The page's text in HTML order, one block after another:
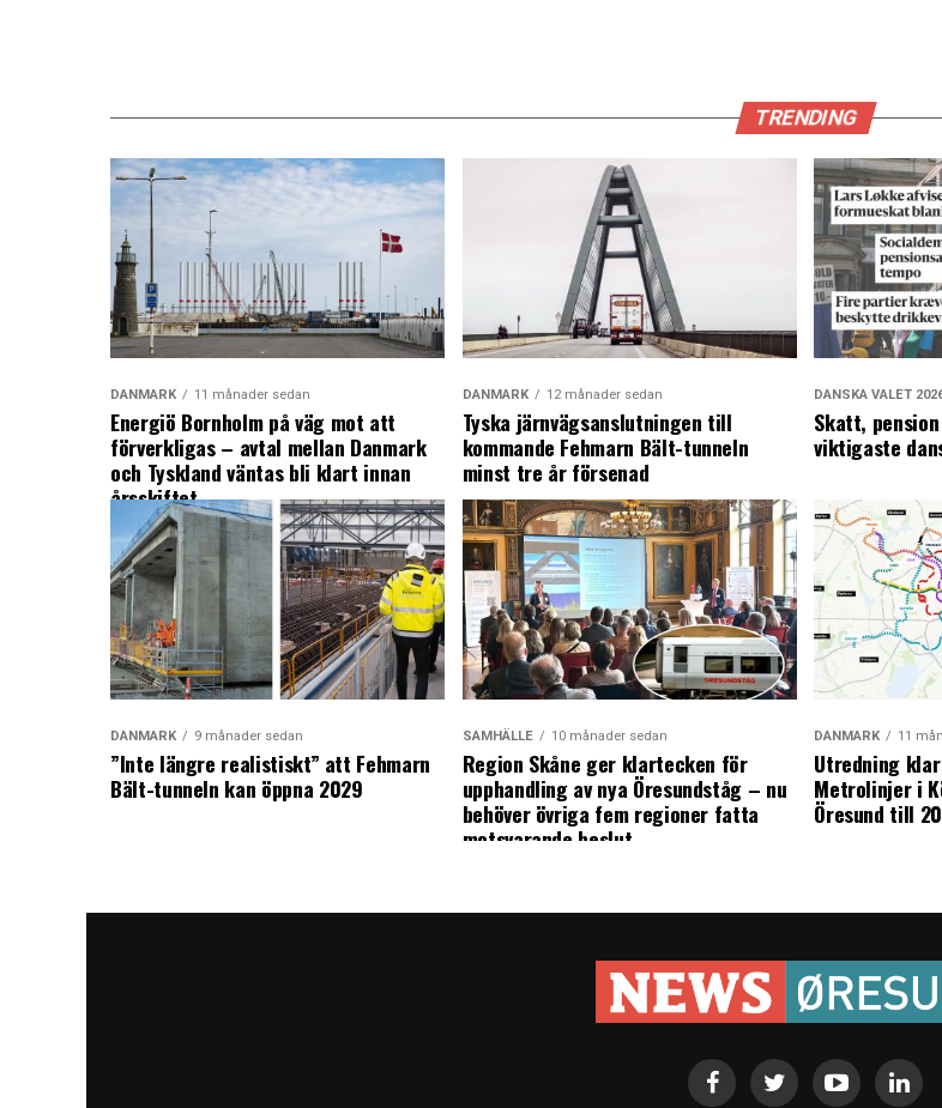
TRENDING
DANMARK 11 månader sedan
Energiö Bornholm på väg mot att
förverkligas – avtal mellan Danmark
och Tyskland väntas bli klart innan
årsskiftet
DANMARK 12 månader sedan
Tyska järnvägsanslutningen till
kommande Fehmarn Bält-tunneln
minst tre år försenad
DANSKA VALET
Skatt,
viktigaste
DANMARK 9 månader sedan
”Inte längre realistiskt” att Fehmarn
Bält-tunneln kan öppna 2029
SAMHÄLLE 10 månader sedan
Region Skåne ger klartecken för
upphandling av nya Öresundståg – nu
behöver övriga fem regioner fatta
motsvarande beslut
DANMARK 11
Utredning
Metrolinjer i
Öresund till